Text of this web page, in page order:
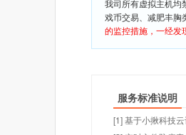
我司所有虚拟主机均
戏币交易、减肥丰胸
的监控措施，一经发
服务标准说明
[1] 基于小揪科技